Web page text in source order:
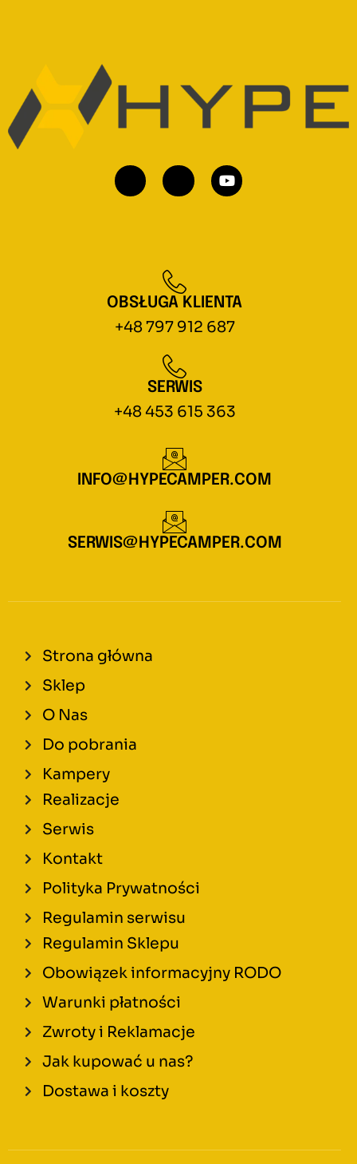
OBSŁUGA KLIENTA
+48 797 912 687
SERWIS
+48 453 615 363
INFO@HYPECAMPER.COM
SERWIS@HYPECAMPER.COM
Strona główna
Sklep
O Nas
Do pobrania
Kampery
Realizacje
Serwis
Kontakt
Polityka Prywatności
Regulamin serwisu
Regulamin Sklepu
Obowiązek informacyjny RODO
Warunki płatności
Zwroty i Reklamacje
Jak kupować u nas?
Dostawa i koszty